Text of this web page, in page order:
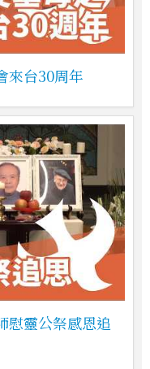
來台30周年
慰靈公祭感恩追